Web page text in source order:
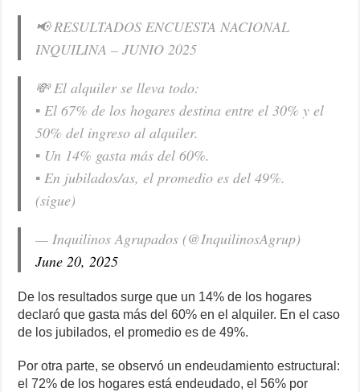
📢 RESULTADOS ENCUESTA NACIONAL
INQUILINA – JUNIO 2025
💸 El alquiler se lleva todo:
▪️ El 67% de los hogares destina entre el 30% y el
50% del ingreso al alquiler.
▪️ Un 14% gasta más del 60%.
▪️ En jubilados/as, el promedio es del 49%.
(sigue)
— Inquilinos Agrupados (@InquilinosAgrup)
June 20, 2025
De los resultados surge que un 14% de los hogares
declaró que gasta más del 60% en el alquiler. En el caso
de los jubilados, el promedio es de 49%.
Por otra parte, se observó un endeudamiento estructural:
el 72% de los hogares está endeudado, el 56% por